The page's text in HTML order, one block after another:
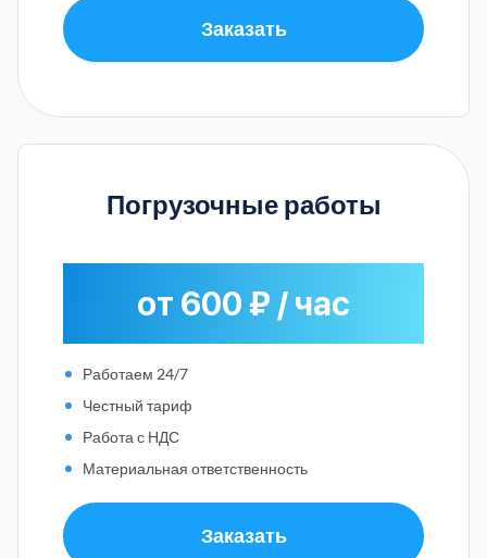
Заказать
Погрузочные работы
от 600 ₽ / час
Работаем 24/7
Честный тариф
Работа с НДС
Материальная ответственность
Заказать